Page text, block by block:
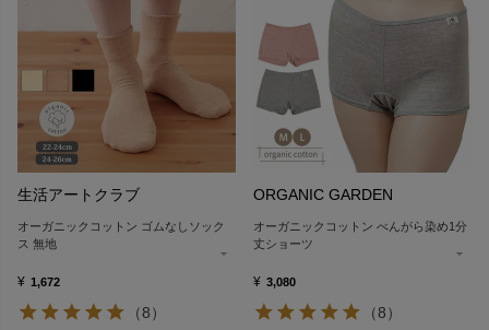
生活アートクラブ
オーガニックコットン ゴムなしソック
ス 無地
¥ 1,672
（8）
ORGANIC GARDEN
オーガニックコットン べんがら染め1分
丈ショーツ
¥ 3,080
（8）